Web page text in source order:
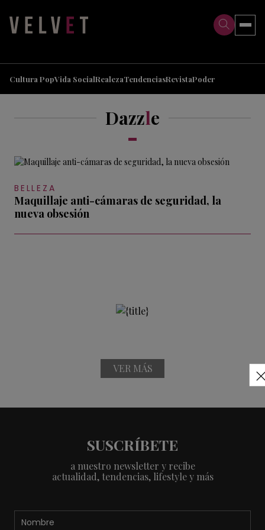
Cultura PopVida SocialRealezaTendenciasRevistaPoder
Dazzle
BELLEZA
Maquillaje anti-cámaras de seguridad, la
nueva obsesión
VER MÁS
SUSCRÍBETE
a nuestro newsletter y recibe
actualidad, tendencias, lifestyle y más